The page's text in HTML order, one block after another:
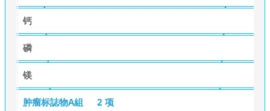
钙
磷
镁
肿瘤标誌物A組 2 项